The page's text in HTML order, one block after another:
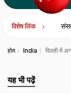
विशेष लिंक
होम India दिल्ली में
यह भी पढ़ें